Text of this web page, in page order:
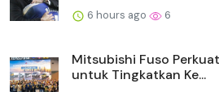
6 hours ago 6
Mitsubishi Fuso
untuk Tingkatkan Ke...